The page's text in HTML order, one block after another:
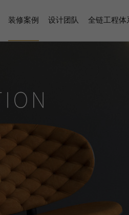
装修案例 设计团队 全链工程体